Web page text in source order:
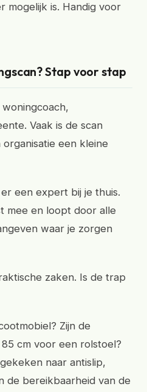
mogelijk is. Handig voor
Stap voor stap
Vaak is de scan
een kleine
een expert bij je thuis.
mee en loopt door alle
waar je zorgen
zaken. Is de trap
Zijn de
cm voor een rolstoel?
naar antislip,
de bereikbaarheid van de